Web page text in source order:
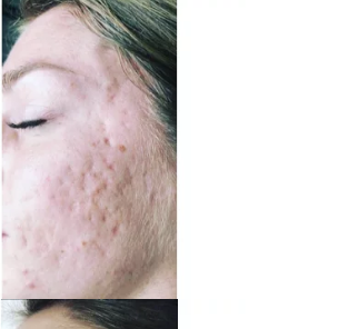
:
cardiaques ou d’autres
(dispositifs acoustiques,